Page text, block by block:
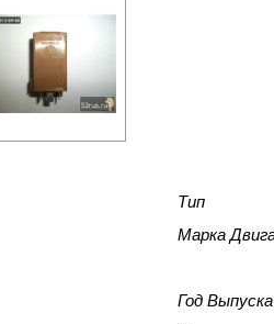
Тип
Марка
Год Выпуска